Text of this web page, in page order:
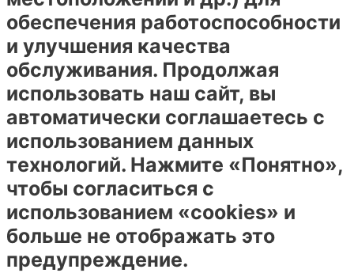
обеспечения работоспособности
и улучшения качества
обслуживания. Продолжая
использовать наш сайт, вы
автоматически соглашаетесь с
использованием данных
технологий. Нажмите «Понятно»,
чтобы согласиться с
использованием «cookies» и
больше не отображать это
предупреждение.